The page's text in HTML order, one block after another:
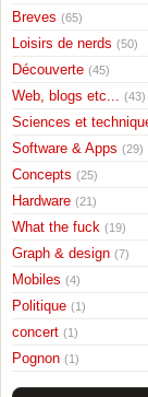
Breves (65)
Loisirs de nerds (50)
Découverte (45)
Web, blogs etc... (43)
Sciences et
Software & Apps (29)
Concepts (25)
Hardware (21)
What the fuck (19)
Graph & design (7)
Mobiles (4)
Politique (1)
concert (1)
Pognon (1)